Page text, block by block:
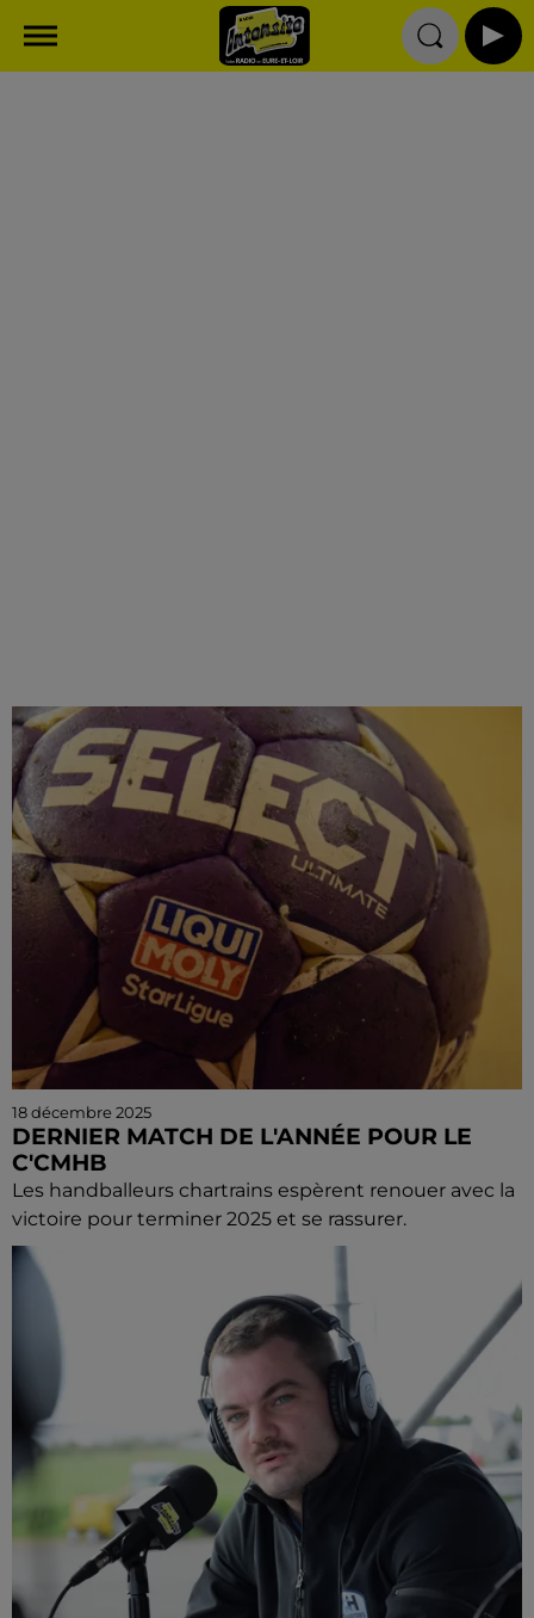
18 décembre 2025
DERNIER MATCH DE L'ANNÉE POUR LE
C'CMHB
Les handballeurs chartrains espèrent renouer avec la
victoire pour terminer 2025 et se rassurer.